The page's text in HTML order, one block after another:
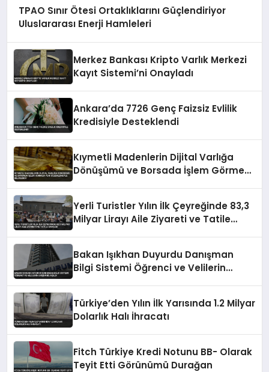
TPAO Sınır Ötesi Ortaklıklarını Güçlendiriyor
Uluslararası Enerji Hamleleri
Merkez Bankası Kripto Varlık Merkezi
Kayıt Sistemi’ni Onayladı
Ankara’da 7726 Genç Faizsiz Evlilik
Kredisiyle Desteklendi
Kıymetli Madenlerin Dijital Varlığa
Dönüşümü ve Borsada İşlem Görmesi
Yerli Turistler Yılın İlk Çeyreğinde 83,3
Milyar Lirayı Aile Ziyareti ve Tatile
Bakan Işıkhan Duyurdu Danışman
Bilgi Sistemi Öğrenci ve Velilerin
Türkiye’den Yılın İlk Yarısında 1.2 Milyar
Dolarlık Halı İhracatı
Fitch Türkiye Kredi Notunu BB- Olarak
Teyit Etti Görünümü Durağan